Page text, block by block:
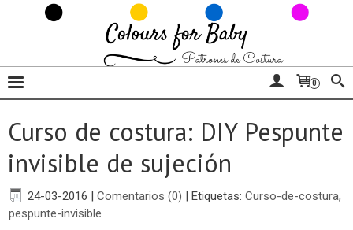
0
Curso de costura: DIY Pespunte
invisible de sujeción
24-03-2016 | Comentarios (0) | Etiquetas: Curso-de-costura,
pespunte-invisible